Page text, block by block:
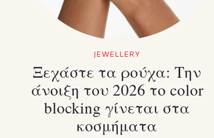
JEWELLERY
Ξεχάστε τα ρούχα: Την
άνοιξη του 2026 το color
blocking γίνεται στα
κοσμήματα